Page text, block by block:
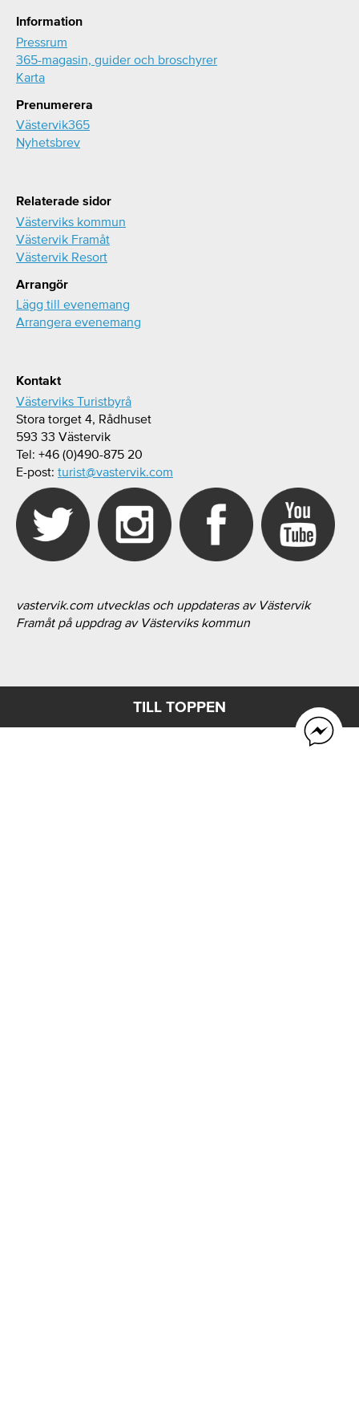
Information
Pressrum
365-magasin, guider och broschyrer
Karta
Prenumerera
Västervik365
Nyhetsbrev
Relaterade sidor
Västerviks kommun
Västervik Framåt
Västervik Resort
Arrangör
Lägg till evenemang
Arrangera evenemang
Kontakt
Västerviks Turistbyrå
Stora torget 4, Rådhuset
593 33 Västervik
Tel: +46 (0)490-875 20
E-post: turist@vastervik.com
vastervik.com utvecklas och uppdateras av Västervik
Framåt på uppdrag av Västerviks kommun
TILL TOPPEN